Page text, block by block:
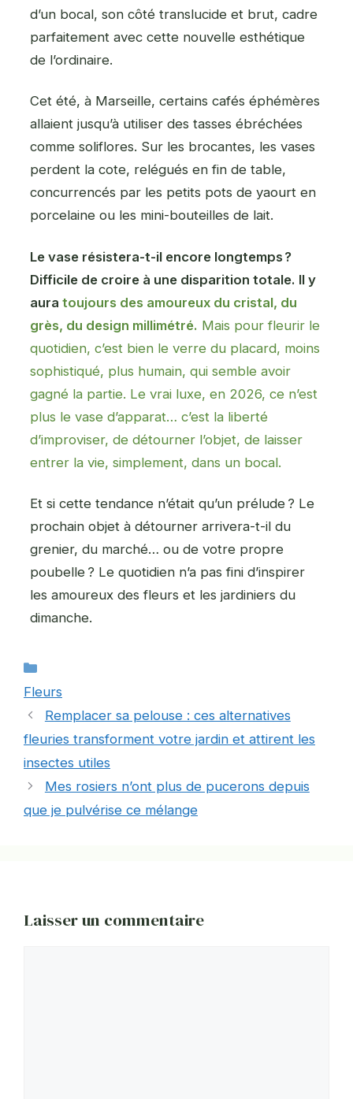
d’un bocal, son côté translucide et brut, cadre
parfaitement avec cette nouvelle esthétique
de l’ordinaire.
Cet été, à Marseille, certains cafés éphémères
allaient jusqu’à utiliser des tasses ébréchées
comme soliflores. Sur les brocantes, les vases
perdent la cote, relégués en fin de table,
concurrencés par les petits pots de yaourt en
porcelaine ou les mini-bouteilles de lait.
Le vase résistera-t-il encore longtemps ?
Difficile de croire à une disparition totale. Il y
aura toujours des amoureux du cristal, du
grès, du design millimétré. Mais pour fleurir le
quotidien, c’est bien le verre du placard, moins
sophistiqué, plus humain, qui semble avoir
gagné la partie. Le vrai luxe, en 2026, ce n’est
plus le vase d’apparat… c’est la liberté
d’improviser, de détourner l’objet, de laisser
entrer la vie, simplement, dans un bocal.
Et si cette tendance n’était qu’un prélude ? Le
prochain objet à détourner arrivera-t-il du
grenier, du marché… ou de votre propre
poubelle ? Le quotidien n’a pas fini d’inspirer
les amoureux des fleurs et les jardiniers du
dimanche.
Fleurs
Remplacer sa pelouse : ces alternatives
fleuries transforment votre jardin et attirent les
insectes utiles
Mes rosiers n’ont plus de pucerons depuis
que je pulvérise ce mélange
Laisser un commentaire